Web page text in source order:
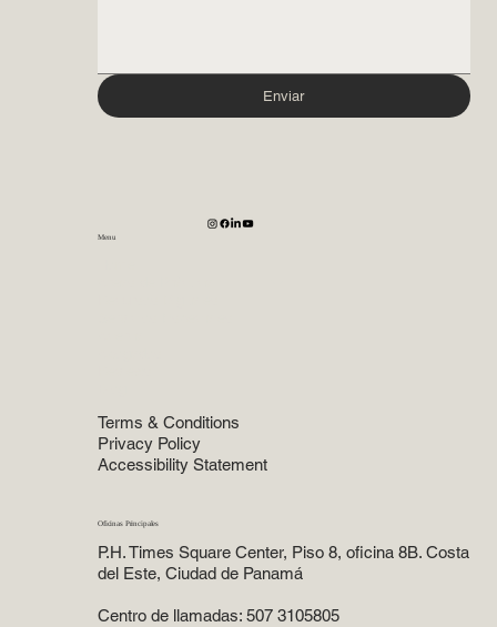
Enviar
Menu
Terms & Conditions
Privacy Policy
Accessibility Statement
Oficinas Principales
P.H. Times Square Center, Piso 8, oficina 8B. Costa
del Este, Ciudad de Panamá
Centro de llamadas: 507 3105805